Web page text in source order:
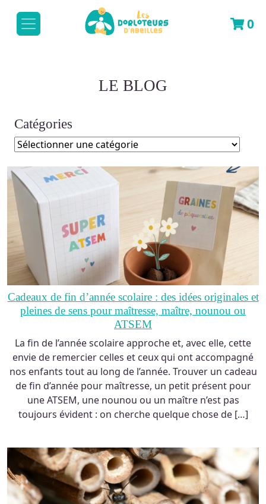
0
LE BLOG
Catégories
Catégories
Cadeaux de fin d’année scolaire : des idées originales et
pleines de sens pour maîtresse, maître, nounou ou
ATSEM
La fin de l’année scolaire approche et, avec elle, cette
envie de remercier celles et ceux qui ont accompagné
nos enfants tout au long de l’année. Trouver un cadeau
de fin d’année pour maîtresse, un petit présent pour
une ATSEM, une nounou ou un maître n’est pas
toujours évident : on cherche quelque chose de […]